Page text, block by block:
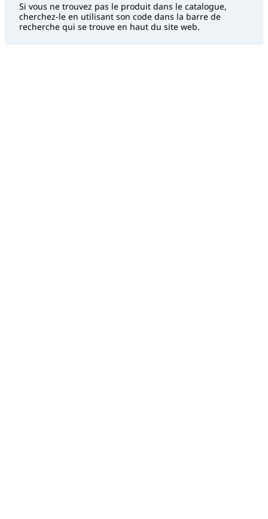
Si vous ne trouvez pas le produit dans le catalogue,
cherchez-le en utilisant son code dans la barre de
recherche qui se trouve en haut du site web.